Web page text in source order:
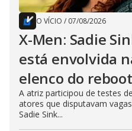
O VÍCIO / 07/08/2026
X-Men: Sadie
está envolvida
elenco do reboot
A atriz participou de testes
atores que disputavam
Sadie Sink...